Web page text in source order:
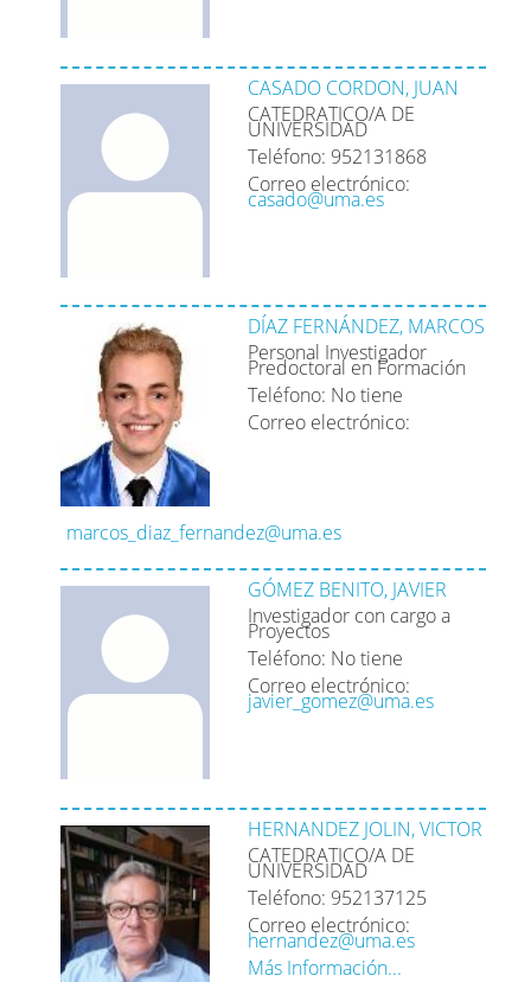
CASADO CORDON, JUAN
CATEDRATICO/A DE
UNIVERSIDAD
Teléfono: 952131868
Correo electrónico:
casado@uma.es
DÍAZ FERNÁNDEZ, MARCOS
Personal Investigador
Predoctoral en Formación
Teléfono: No tiene
Correo electrónico:
marcos_diaz_fernandez@uma.es
GÓMEZ BENITO, JAVIER
Investigador con cargo a
Proyectos
Teléfono: No tiene
Correo electrónico:
javier_gomez@uma.es
HERNANDEZ JOLIN, VICTOR
CATEDRATICO/A DE
UNIVERSIDAD
Teléfono: 952137125
Correo electrónico:
hernandez@uma.es
Más Información...